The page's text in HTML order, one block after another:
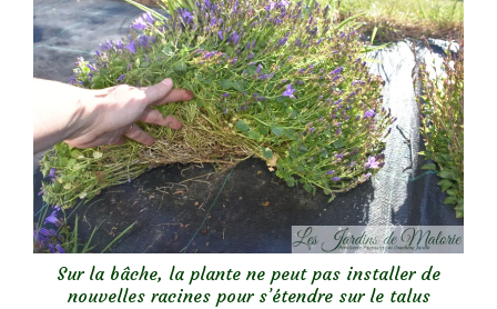
Sur la bâche, la plante ne peut pas installer de
nouvelles racines pour s’étendre sur le talus